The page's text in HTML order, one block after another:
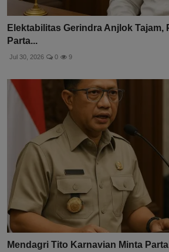
Elektabilitas Gerindra Anjlok Tajam,
Parta...
Jul 30, 2026 0 9
Mendagri Tito Karnavian Minta